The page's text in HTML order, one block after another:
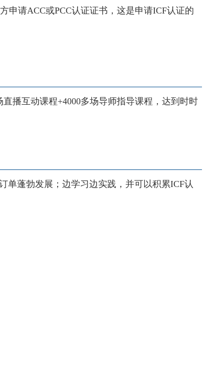
申请ACC或PCC认证证书，这是申请ICF认证的
播互动课程+4000多场导师指导课程，达到时时
单蓬勃发展；边学习边实践，并可以积累ICF认